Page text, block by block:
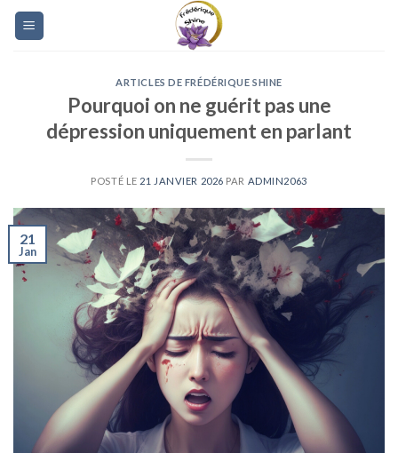
Skip
ARTICLES DE FRÉDÉRIQUE SHINE
Pourquoi on ne guérit pas une
dépression uniquement en parlant
POSTÉ LE 21 JANVIER 2026 PAR ADMIN2063
21
Jan